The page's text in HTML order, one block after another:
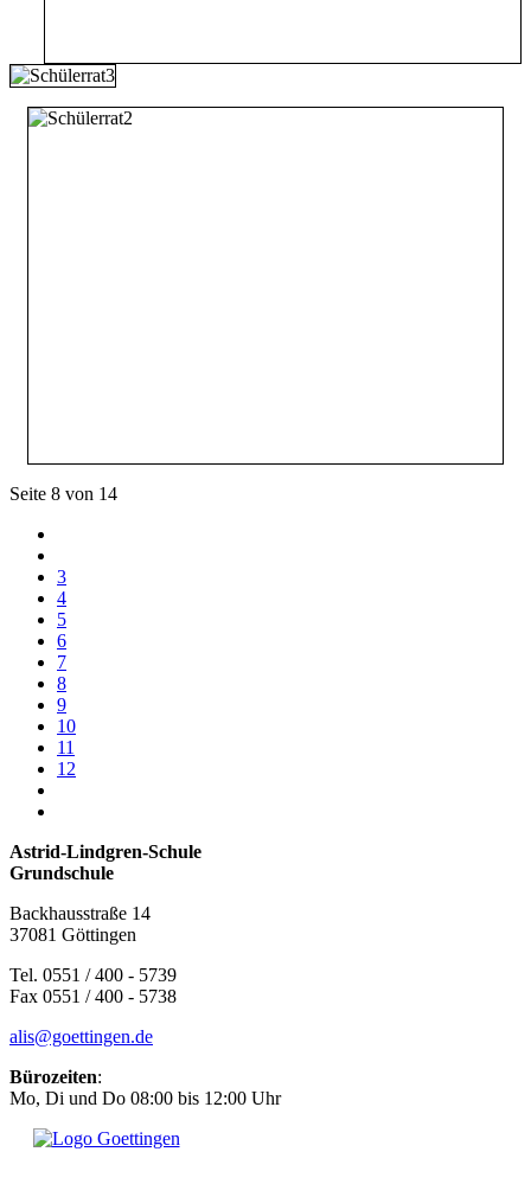
Seite 8 von 14
3
4
5
6
7
8
9
10
11
12
Astrid-Lindgren-Schule
Grundschule
Backhausstraße 14
37081 Göttingen
Tel. 0551 / 400 - 5739
Fax 0551 / 400 - 5738
alis@goettingen.de
Bürozeiten:
Mo, Di und Do 08:00 bis 12:00 Uhr